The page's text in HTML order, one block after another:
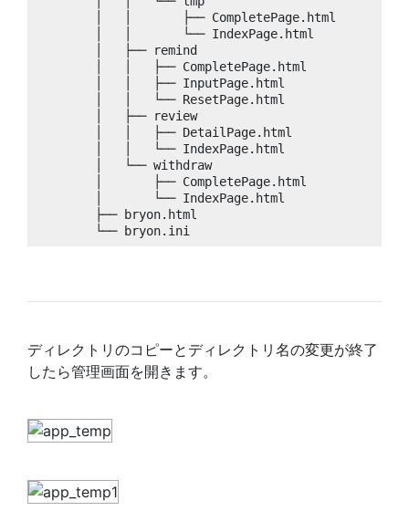
        │   │       ├── CompletePage.html
        │   │       └── IndexPage.html
        │   ├── remind
        │   │   ├── CompletePage.html
        │   │   ├── InputPage.html
        │   │   └── ResetPage.html
        │   ├── review
        │   │   ├── DetailPage.html
        │   │   └── IndexPage.html
        │   └── withdraw
        │       ├── CompletePage.html
        │       └── IndexPage.html
        ├── bryon.html
        └── bryon.ini
ディレクトリのコピーとディレクトリ名の変更が終了
したら管理画面を開きます。